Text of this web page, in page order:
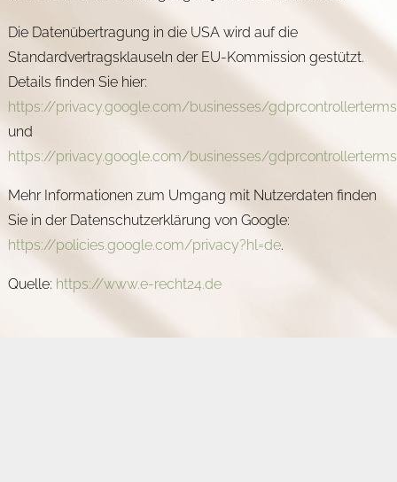
Die Datenübertragung in die USA wird auf die
Standardvertragsklauseln der EU-Kommission gestützt.
Details finden Sie hier:
https://privacy.google.com/businesses/
und
https://privacy.google.com/businesses/
Mehr Informationen zum Umgang mit Nutzerdaten finden
Sie in der Datenschutzerklärung von Google:
https://policies.google.com/privacy?hl=de.
Quelle: https://www.e-recht24.de